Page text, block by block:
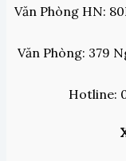
Văn Phòng HN:
Văn Phòng: 379
Hotline: